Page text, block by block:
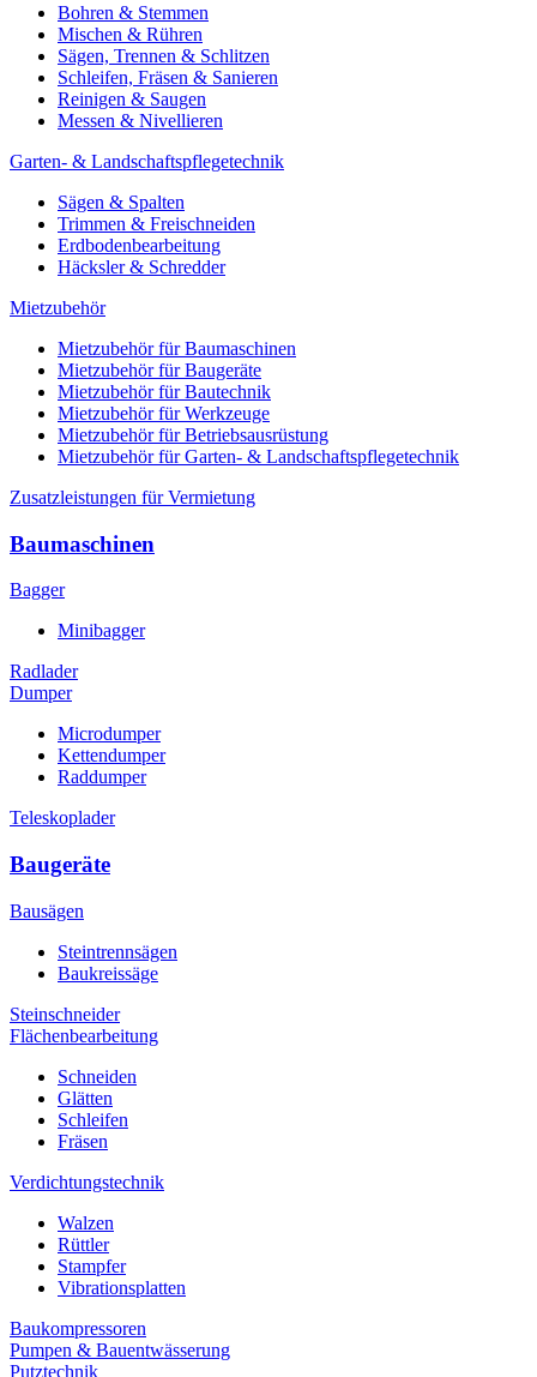
Bohren & Stemmen
Mischen & Rühren
Sägen, Trennen & Schlitzen
Schleifen, Fräsen & Sanieren
Reinigen & Saugen
Messen & Nivellieren
Garten- & Landschaftspflegetechnik
Sägen & Spalten
Trimmen & Freischneiden
Erdbodenbearbeitung
Häcksler & Schredder
Mietzubehör
Mietzubehör für Baumaschinen
Mietzubehör für Baugeräte
Mietzubehör für Bautechnik
Mietzubehör für Werkzeuge
Mietzubehör für Betriebsausrüstung
Mietzubehör für Garten- & Landschaftspflegetechnik
Zusatzleistungen für Vermietung
Baumaschinen
Bagger
Minibagger
Radlader
Dumper
Microdumper
Kettendumper
Raddumper
Teleskoplader
Baugeräte
Bausägen
Steintrennsägen
Baukreissäge
Steinschneider
Flächenbearbeitung
Schneiden
Glätten
Schleifen
Fräsen
Verdichtungstechnik
Walzen
Rüttler
Stampfer
Vibrationsplatten
Baukompressoren
Pumpen & Bauentwässerung
Putztechnik